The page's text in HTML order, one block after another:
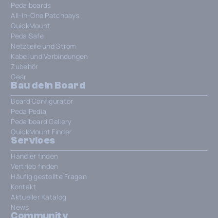
Pedalboards
All-In-One Patchbays
QuickMount
PedalSafe
Netzteile und Strom
Kabel und Verbindungen
Zubehör
Gear
Bau dein Board
Board Configurator
PedalPedia
Pedalboard Gallery
QuickMount Finder
Services
Händler finden
Vertrieb finden
Häufig gestellte Fragen
Kontakt
Aktueller Katalog
News
Community